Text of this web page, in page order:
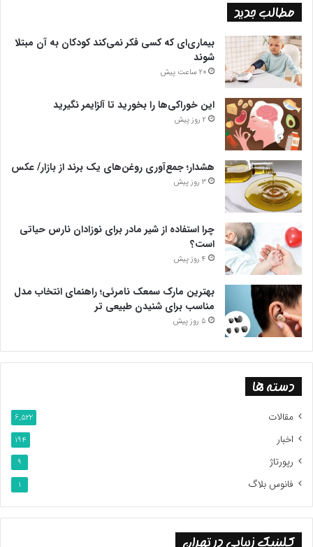
مطالب جدید
بیماری‌ای که کسی فکر نمی‌کند کودکان به آن مبتلا
شوند
20 ساعت پیش
این خوراکی‌ها را بخورید تا آلزایمر نگیرید
2 روز پیش
هشدار؛ جمع‌آوری روغن‌های یک برند از بازار/ عکس
3 روز پیش
چرا استفاده از شیر مادر برای نوزادان نارس حیاتی
است؟
4 روز پیش
بهترین مارک سمعک نامرئی؛ راهنمای انتخاب مدل
مناسب برای شنیدن طبیعی تر
5 روز پیش
دسته ها
مقالات 6,522
اخبار 194
رپورتاژ 9
فانوس بلاگ 1
کلینیک زیبایی در تهران